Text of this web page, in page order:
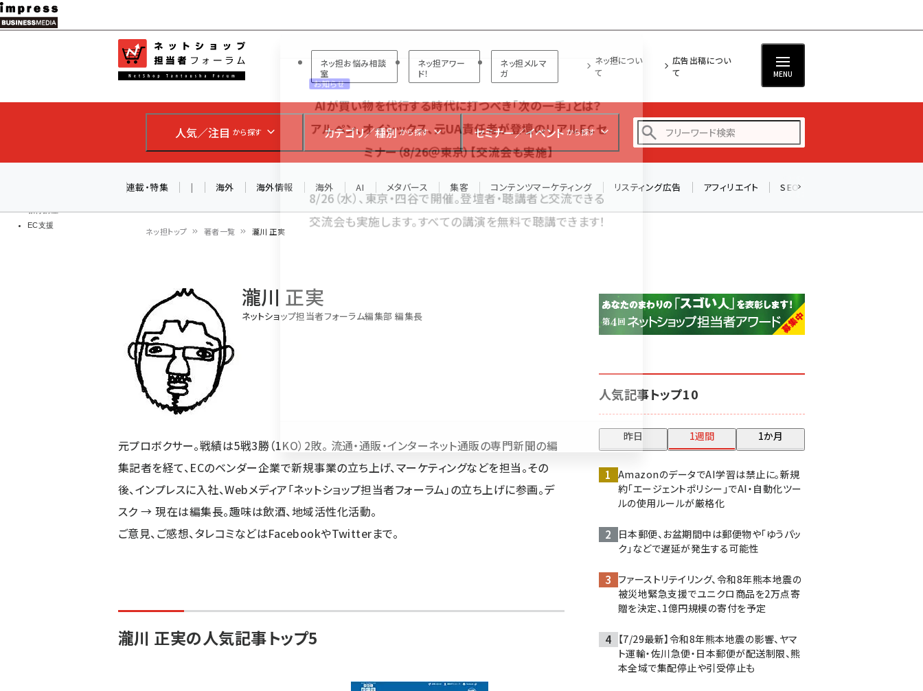
メ
イ
ン
ツ
移
教育講座
EC支援
ネットショップ担当者フォーラム
ネッ担お悩み相談
室
ネッ担アワー
ド！
ネッ担メルマ
ガ
ネッ担につい
て
広告出稿につい
て
MENU
人気／注目 から探す カテゴリ／種別 から探す セミナー／イベント から探す
アスクル (1122)
base (1083)
連載・特集 | 海外 海外情報 海外 AI メタバース 集客 コンテンツマーケティング リスティング広告 アフィリエイト SEO
ず
ネッ担トップ 著者一覧 瀧川 正実
瀧川 正実
ネットショップ担当者フォーラム編集部 編集長
元プロボクサー。戦績は5戦3勝（1KO）2敗。 流通・通販・インターネット通販の専門新聞の編
集記者を経て、ECのベンダー企業で新規事業の立ち上げ、マーケティングなどを担当。その
後、インプレスに入社、Webメディア「ネットショップ担当者フォーラム」の立ち上げに参画。デ
スク → 現在は編集長。趣味は飲酒、地域活性化活動。
ご意見、ご感想、タレコミなどはFacebookやTwitterまで。
瀧川 正実の人気記事トップ5
人気記事トップ10
昨日 1週間 1か月
AmazonのデータでAI学習は禁止に。新規
約「エージェントポリシー」でAI・自動化ツー
ルの使用ルールが厳格化
日本郵便、お盆期間中は郵便物や「ゆうパッ
ク」などで遅延が発生する可能性
ファーストリテイリング、令和8年熊本地震の
被災地緊急支援でユニクロ商品を2万点寄
贈を決定、1億円規模の寄付を予定
【7/29最新】令和8年熊本地震の影響、ヤマ
ト運輸・佐川急便・日本郵便が配送制限、熊
本全域で集配停止や引受停止も
お知らせ
AIが買い物を代行する時代に打つべき「次の一手」とは？
アルペン、オイシックス、元UA責任者が登壇のリアルECセ
ミナー（8/26＠東京）【交流会も実施】
8/26（水）、東京・四谷で開催。登壇者・聴講者と交流できる
交流会も実施します。すべての講演を無料で聴講できます！
参加登録はこちら↑